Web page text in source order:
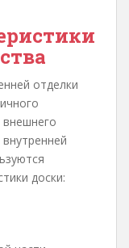
отделки
доски: